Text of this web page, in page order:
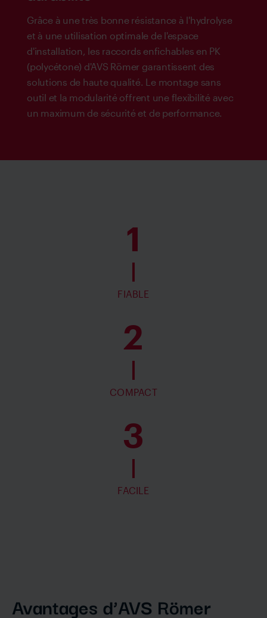
Grâce à une très bonne résistance à l'hydrolyse
et à une utilisation optimale de l'espace
d'installation, les raccords enfichables en PK
(polycétone) d'AVS Römer garantissent des
solutions de haute qualité. Le montage sans
outil et la modularité offrent une flexibilité avec
un maximum de sécurité et de performance.
1
FIABLE
2
COMPACT
3
FACILE
Avantages d’AVS Römer